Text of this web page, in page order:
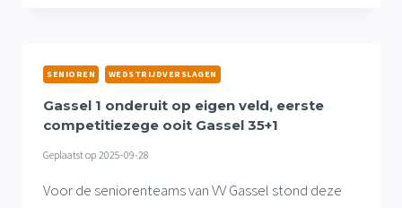
MONSTERZEGE
GASSEL
VR18+1
SENIOREN WEDSTRIJDVERSLAGEN
Gassel 1 onderuit op eigen veld, eerste
competitiezege ooit Gassel 35+1
Geplaatst op 2025-09-28
Voor de seniorenteams van VV Gassel stond deze